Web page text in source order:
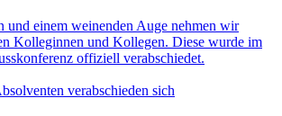
und einem weinenden Auge nehmen wir
Kolleginnen und Kollegen. Diese wurde im
offiziell verabschiedet.